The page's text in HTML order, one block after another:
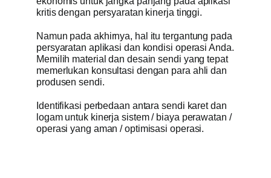
kritis dengan persyaratan kinerja tinggi.
Namun pada akhirnya, hal itu tergantung pada
persyaratan aplikasi dan kondisi operasi Anda.
Memilih material dan desain sendi yang tepat
memerlukan konsultasi dengan para ahli dan
produsen sendi.
Identifikasi perbedaan antara sendi karet dan
logam untuk kinerja sistem / biaya perawatan /
operasi yang aman / optimisasi operasi.